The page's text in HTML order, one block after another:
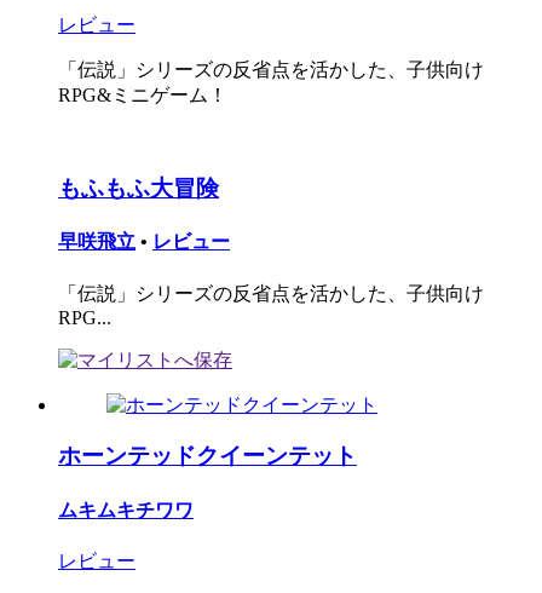
レビュー
「伝説」シリーズの反省点を活かした、子供向け
RPG&ミニゲーム！
もふもふ大冒険
早咲飛立 • レビュー
「伝説」シリーズの反省点を活かした、子供向け
RPG...
ホーンテッドクイーンテット
ムキムキチワワ
レビュー